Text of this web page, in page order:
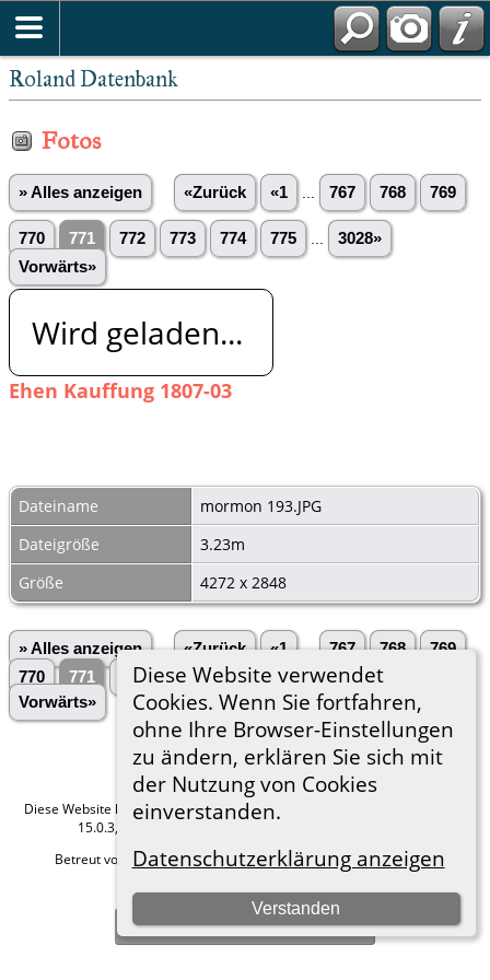
Roland Datenbank
Diese Website verwendet
Cookies. Wenn Sie fortfahren,
ohne Ihre Browser-Einstellungen
zu ändern, erklären Sie sich mit
der Nutzung von Cookies
einverstanden.
Datenschutzerklärung anzeigen
Verstanden
Fotos
» Alles anzeigen «Zurück «1 767 768 769
770 771 772 773 774 775
3028»
Vorwärts»
Wird geladen...
Ehen Kauffung 1807-03
Dateiname
mormon 193.JPG
Dateigröße
3.23m
Größe
4272 x 2848
» Alles anzeigen «Zurück «1 ... 767 768
769
770
771 772 773 774 775 ...
3028»
Vorwärts»
Diese Website läuft mitThe Next Generation of Genealogy Sitebuilding
15.0.3, programmiert von Darrin Lythgoe © 2001-2026.
Betreut von
Roland zu Dortmund e.V.. |Datenschutzerklärung.
Hier geht es zum Impressum
Zur Desktop-Webseite wechseln